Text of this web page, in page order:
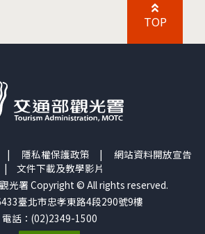
TOP
| 隱私權保護政策 | 網站資料開放宣告
| 文件下載及教學影片
光署 Copyright © All rights reserved.
臺北市忠孝東路4段290號9樓
電話：(02)2349-1500